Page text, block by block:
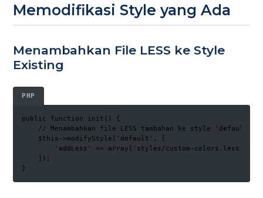
Memodifikasi Style yang Ada
Menambahkan File LESS ke Style
Existing
PHP
public function init() {
    // Menambahkan file LESS tambahan ke style 'default'
    $this->modifyStyle('default', [
        'addLess' => array('styles/custom-colors.less')
    ]);
}